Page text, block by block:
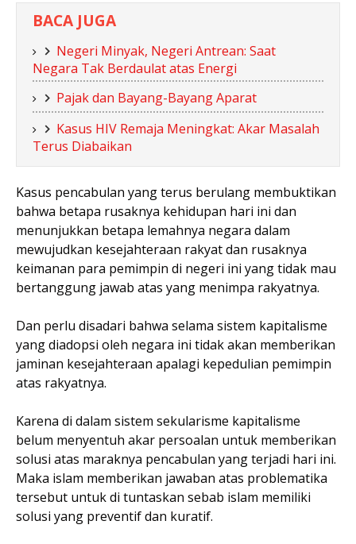
BACA JUGA
Negeri Minyak, Negeri Antrean: Saat
Negara Tak Berdaulat atas Energi
Pajak dan Bayang-Bayang Aparat
Kasus HIV Remaja Meningkat: Akar Masalah
Terus Diabaikan
Kasus pencabulan yang terus berulang membuktikan
bahwa betapa rusaknya kehidupan hari ini dan
menunjukkan betapa lemahnya negara dalam
mewujudkan kesejahteraan rakyat dan rusaknya
keimanan para pemimpin di negeri ini yang tidak mau
bertanggung jawab atas yang menimpa rakyatnya.
Dan perlu disadari bahwa selama sistem kapitalisme
yang diadopsi oleh negara ini tidak akan memberikan
jaminan kesejahteraan apalagi kepedulian pemimpin
atas rakyatnya.
Karena di dalam sistem sekularisme kapitalisme
belum menyentuh akar persoalan untuk memberikan
solusi atas maraknya pencabulan yang terjadi hari ini.
Maka islam memberikan jawaban atas problematika
tersebut untuk di tuntaskan sebab islam memiliki
solusi yang preventif dan kuratif.